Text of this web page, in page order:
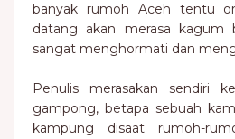
banyak rumoh Aceh tentu
datang akan merasa kagum
sangat menghormati dan
Penulis merasakan sendiri
gampong, betapa sebuah
kampung disaat rumoh-